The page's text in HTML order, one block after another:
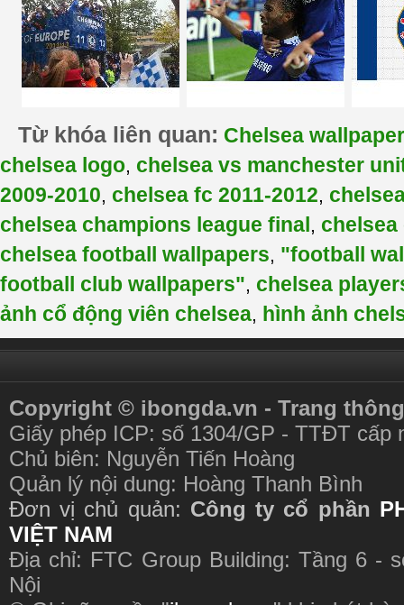
Từ khóa liên quan: Chelsea wallpaper
chelsea logo, chelsea vs manchester
2009-2010, chelsea fc 2011-2012,
chelsea champions league final, chelsea
chelsea football wallpapers, "football
football club wallpapers", chelsea
ảnh cổ động viên chelsea, hình ảnh
Copyright © ibongda.vn - Trang
Giấy phép ICP: số 1304/GP - TTĐT cấp
Chủ biên: Nguyễn Tiến Hoàng
Quản lý nội dung: Hoàng Thanh Bình
Đơn vị chủ quản: Công ty cổ phần
VIỆT NAM
Địa chỉ: FTC Group Building: Tầng 6 -
Nội